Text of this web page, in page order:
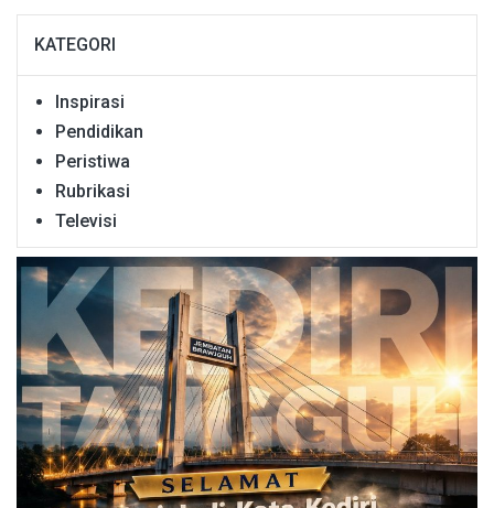
KATEGORI
Inspirasi
Pendidikan
Peristiwa
Rubrikasi
Televisi